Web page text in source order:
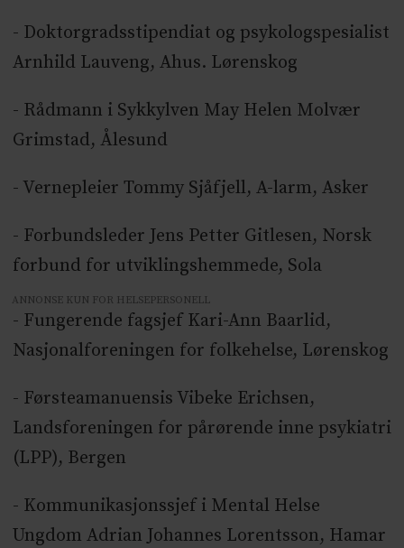
- Doktorgradsstipendiat og psykologspesialist
Arnhild Lauveng, Ahus. Lørenskog
- Rådmann i Sykkylven May Helen Molvær
Grimstad, Ålesund
- Vernepleier Tommy Sjåfjell, A-larm, Asker
- Forbundsleder Jens Petter Gitlesen, Norsk
forbund for utviklingshemmede, Sola
ANNONSE KUN FOR HELSEPERSONELL
- Fungerende fagsjef Kari-Ann Baarlid,
Nasjonalforeningen for folkehelse, Lørenskog
- Førsteamanuensis Vibeke Erichsen,
Landsforeningen for pårørende inne psykiatri
(LPP), Bergen
- Kommunikasjonssjef i Mental Helse
Ungdom Adrian Johannes Lorentsson, Hamar